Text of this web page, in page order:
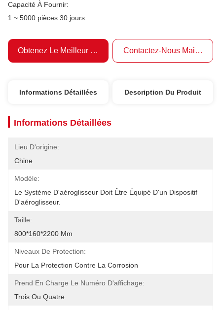
Capacité À Fournir:
1 ~ 5000 pièces 30 jours
Obtenez Le Meilleur Prix Contactez-Nous Maintenant
Informations Détaillées Description Du Produit
Informations Détaillées
Lieu D'origine:
Chine
Modèle:
Le Système D'aéroglisseur Doit Être Équipé D'un Dispositif
D'aéroglisseur.
Taille:
800*160*2200 Mm
Niveaux De Protection:
Pour La Protection Contre La Corrosion
Prend En Charge Le Numéro D'affichage:
Trois Ou Quatre